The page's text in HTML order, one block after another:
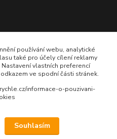
cookies.
používání webu, analytické
také pro účely cílení reklamy
vlastních preferencí
ve spodní části stránek.
informace-o-pouzivani-
Souhlasím